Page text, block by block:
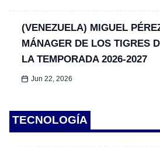
(VENEZUELA) MIGUEL
MÁNAGER DE LOS TIGRES
LA TEMPORADA 2026-2027
Jun 22, 2026
TECNOLOGÍA